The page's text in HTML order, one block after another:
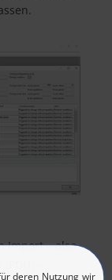
Import – also